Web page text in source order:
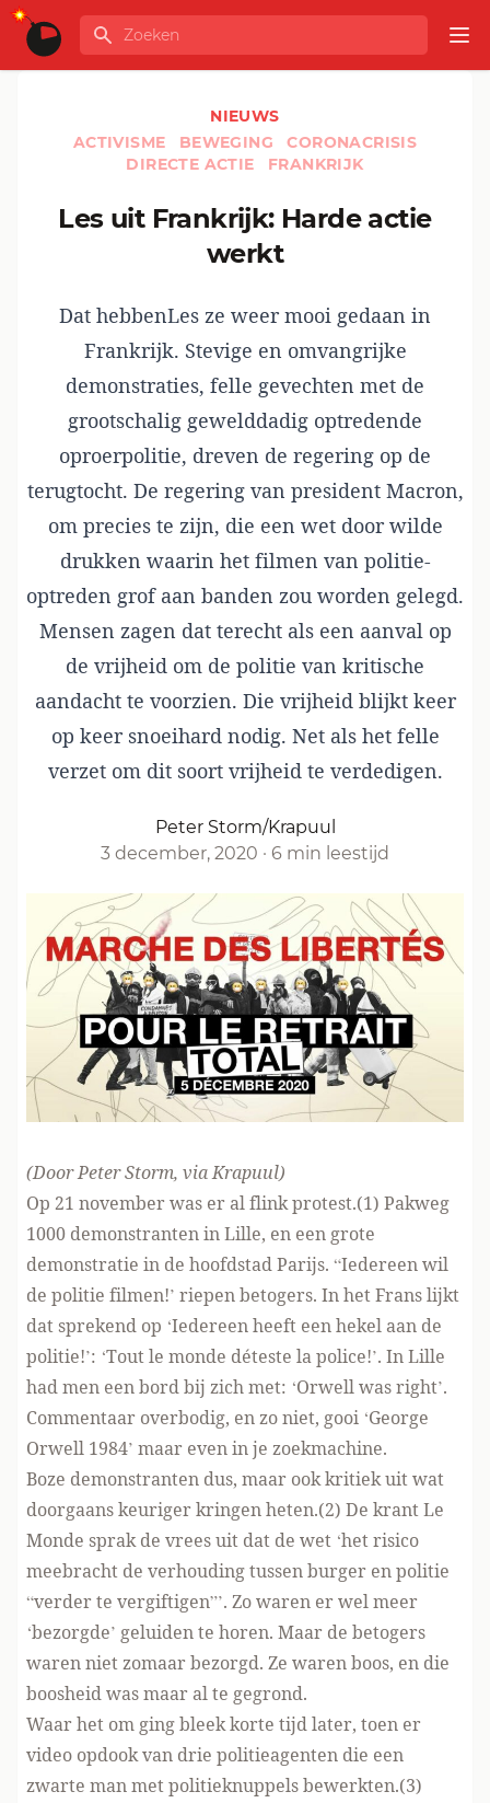
Ga naar de inhoud
GLOBALINFO
Zoeken
NIEUWS
ACTIVISME
BEWEGING
CORONACRISIS
DIRECTE ACTIE
FRANKRIJK
Les uit Frankrijk: Harde actie
werkt
Dat hebbenLes ze weer mooi gedaan in
Frankrijk. Stevige en omvangrijke
demonstraties, felle gevechten met de
grootschalig gewelddadig optredende
oproerpolitie, dreven de regering op de
terugtocht. De regering van president Macron,
om precies te zijn, die een wet door wilde
drukken waarin het filmen van politie-
optreden grof aan banden zou worden gelegd.
Mensen zagen dat terecht als een aanval op
de vrijheid om de politie van kritische
aandacht te voorzien. Die vrijheid blijkt keer
op keer snoeihard nodig. Net als het felle
verzet om dit soort vrijheid te verdedigen.
Peter Storm/Krapuul
3 december, 2020 · 6 min leestijd
(Door Peter Storm, via Krapuul)
Op 21 november was er al flink protest.(1) Pakweg
1000 demonstranten in Lille, en een grote
demonstratie in de hoofdstad Parijs. “Iedereen wil
de politie filmen!’ riepen betogers. In het Frans lijkt
dat sprekend op ‘Iedereen heeft een hekel aan de
politie!’: ‘Tout le monde déteste la police!’. In Lille
had men een bord bij zich met: ‘Orwell was right’.
Commentaar overbodig, en zo niet, gooi ‘George
Orwell 1984’ maar even in je zoekmachine.
Boze demonstranten dus, maar ook kritiek uit wat
doorgaans keuriger kringen heten.(2) De krant Le
Monde sprak de vrees uit dat de wet ‘het risico
meebracht de verhouding tussen burger en politie
“verder te vergiftigen”’. Zo waren er wel meer
‘bezorgde’ geluiden te horen. Maar de betogers
waren niet zomaar bezorgd. Ze waren boos, en die
boosheid was maar al te gegrond.
Waar het om ging bleek korte tijd later, toen er
video opdook van drie politieagenten die een
zwarte man met politieknuppels bewerkten.(3)